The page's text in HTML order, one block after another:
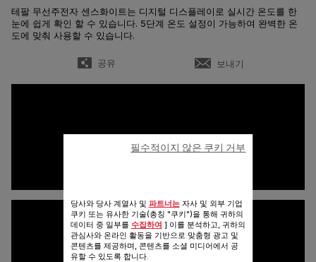
테팔 무선주전자 센스화이트는 디지털 디스플레이로 실시간 온도를 한
눈에 쉽게 확인 할 수 있습니다. 5단계 온도 설정이 가능하여 완벽한 온
도에 맞춰 사용할 수 있습니다.
공유 보내기
당사와 당사 계열사 및 파트너는자사 및 외부 기업
쿠키 또는 유사한 기술(총칭 "쿠키")을 통해 귀하의
데이터 중 일부를 수집하여 ] 이를 분석하고, 귀하의
관심사와 온라인 활동을 기반으로 맞춤형 광고 및
콘텐츠를 제공하며, 콘텐츠를 소셜 미디어에서 공
유할 수 있도록 합니다.
필수적이지 않은 쿠키 거부